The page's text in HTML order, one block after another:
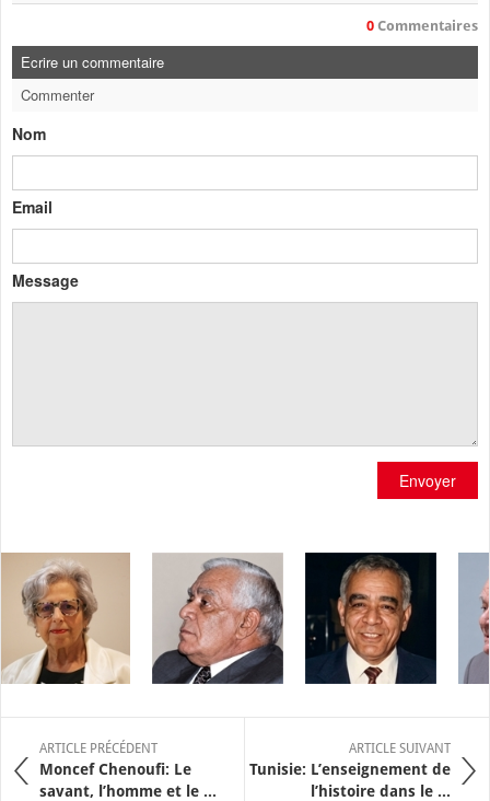
0 Commentaires
Ecrire un commentaire
Commenter
Nom
Email
Message
Envoyer
ARTICLE PRÉCÉDENT
Moncef Chenoufi: Le
savant, l’homme et le ...
ARTICLE SUIVANT
Tunisie: L’enseignement de
l’histoire dans le ...